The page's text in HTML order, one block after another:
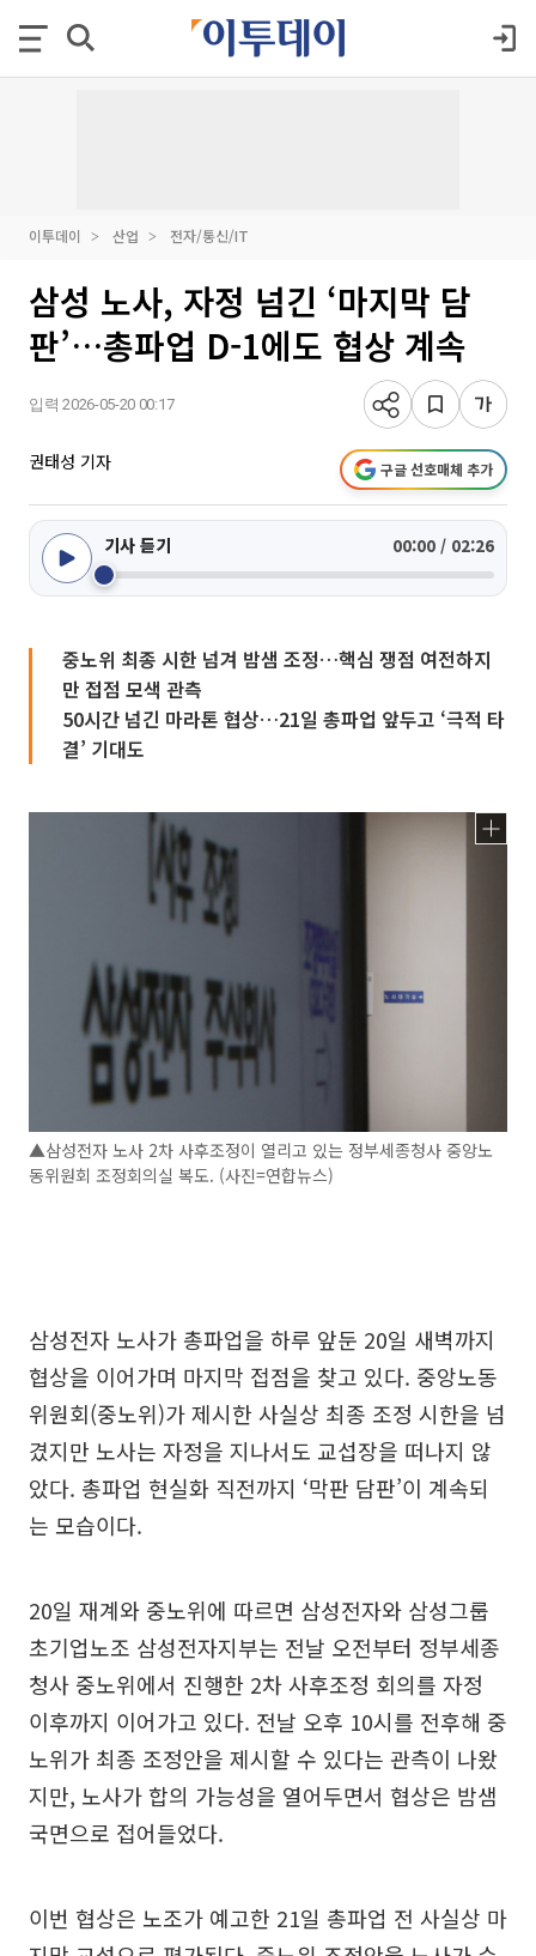
이투데이 산업 전자/통신/IT
삼성 노사, 자정 넘긴 ‘마지막 담
판’…총파업 D-1에도 협상 계속
입력 2026-05-20 00:17
권태성 기자 구글 선호매체 추가
기사 듣기 00:00 / 02:26
중노위 최종 시한 넘겨 밤샘 조정…핵심 쟁점 여전하지
만 접점 모색 관측
50시간 넘긴 마라톤 협상…21일 총파업 앞두고 ‘극적 타
결’ 기대도
▲삼성전자 노사 2차 사후조정이 열리고 있는 정부세종청사 중앙노
동위원회 조정회의실 복도. (사진=연합뉴스)
삼성전자 노사가 총파업을 하루 앞둔 20일 새벽까지
협상을 이어가며 마지막 접점을 찾고 있다. 중앙노동
위원회(중노위)가 제시한 사실상 최종 조정 시한을 넘
겼지만 노사는 자정을 지나서도 교섭장을 떠나지 않
았다. 총파업 현실화 직전까지 ‘막판 담판’이 계속되
는 모습이다.
20일 재계와 중노위에 따르면 삼성전자와 삼성그룹
초기업노조 삼성전자지부는 전날 오전부터 정부세종
청사 중노위에서 진행한 2차 사후조정 회의를 자정
이후까지 이어가고 있다. 전날 오후 10시를 전후해 중
노위가 최종 조정안을 제시할 수 있다는 관측이 나왔
지만, 노사가 합의 가능성을 열어두면서 협상은 밤샘
국면으로 접어들었다.
이번 협상은 노조가 예고한 21일 총파업 전 사실상 마